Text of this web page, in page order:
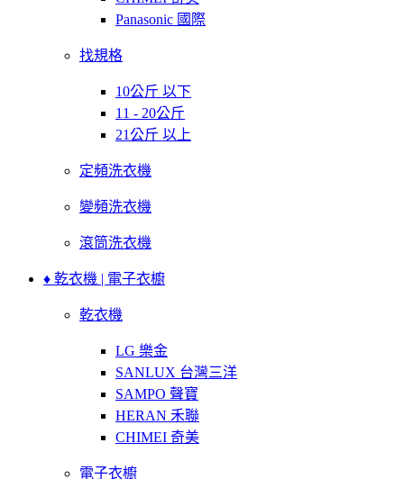
Panasonic 國際
找規格
10公斤 以下
11 - 20公斤
21公斤 以上
定頻洗衣機
變頻洗衣機
滾筒洗衣機
♦ 乾衣機 | 電子衣櫥
乾衣機
LG 樂金
SANLUX 台灣三洋
SAMPO 聲寶
HERAN 禾聯
CHIMEI 奇美
電子衣櫥